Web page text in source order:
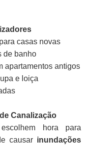
casas novas
de banho
apartamentos antigos
e loiça
Canalização
hora para
causar inundações